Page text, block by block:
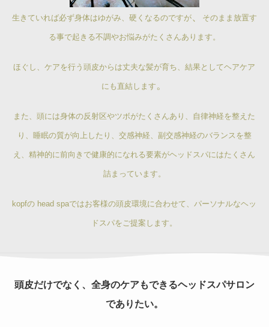
生きていれば必ず身体はゆがみ、硬くなるのですが、 そのまま放置す
る事で起きる不調やお悩みがたくさんあります。
ほぐし、ケアを行う頭皮からは丈夫な髪が育ち、結果としてヘアケア
にも直結します 。
また、頭には身体の反射区やツボがたくさんあり、自律神経を整えた
り、睡眠の質が向上したり、交感神経、副交感神経のバランスを整
え、精神的に前向きで健康的になれる要素がヘッドスパにはたくさん
詰まっています。
kopfの head spaではお客様の頭皮環境に合わせて、パーソナルなヘッ
ドスパをご提案します。
頭皮だけでなく、全身のケアもできるヘッドスパサロン
でありたい。